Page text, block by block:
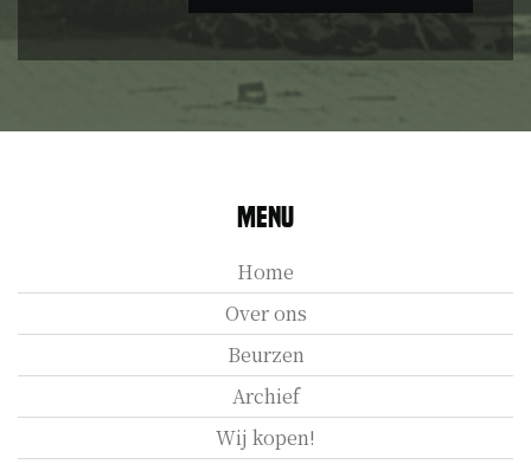
Menu
Home
Over ons
Beurzen
Archief
Wij kopen!